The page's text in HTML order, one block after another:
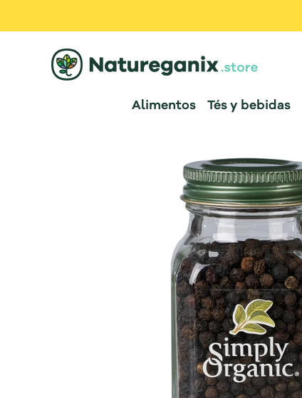
Alimentos Tés y bebidas